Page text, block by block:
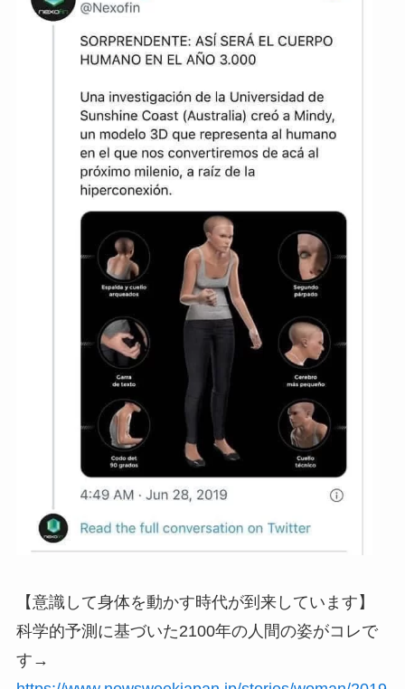
【意識して身体を動かす時代が到来しています】
科学的予測に基づいた2100年の人間の姿がコレで
す→